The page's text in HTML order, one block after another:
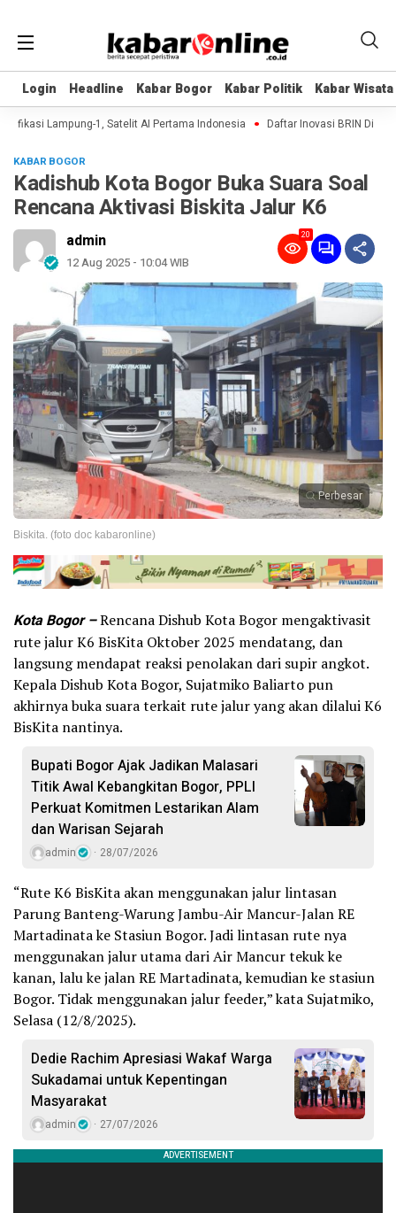
Login Headline Kabar Bogor Kabar Politik Kabar Wisata
Login Headline Kabar Bogor Kabar Politik Kabar Wisata
Lampung-1, Satelit AI Pertama Indonesia Daftar Inovasi BRIN
KABAR BOGOR
Kadishub Kota Bogor Buka Suara Soal
Rencana Aktivasi Biskita Jalur K6
admin
12 Aug 2025 - 10:04 WIB
20
Perbesar
Biskita. (foto doc kabaronline)
Kota Bogor –Rencana Dishub Kota Bogor mengaktivasit
rute jalur K6 BisKita Oktober 2025 mendatang, dan
langsung mendapat reaksi penolakan dari supir angkot.
Kepala Dishub Kota Bogor, Sujatmiko Baliarto pun
akhirnya buka suara terkait rute jalur yang akan dilalui K6
BisKita nantinya.
Bupati Bogor Ajak Jadikan Malasari
Titik Awal Kebangkitan Bogor, PPLI
Perkuat Komitmen Lestarikan Alam
dan Warisan Sejarah
admin 28/07/2026
“Rute K6 BisKita akan menggunakan jalur lintasan
Parung Banteng-Warung Jambu-Air Mancur-Jalan RE
Martadinata ke Stasiun Bogor. Jadi lintasan rute nya
menggunakan jalur utama dari Air Mancur tekuk ke
kanan, lalu ke jalan RE Martadinata, kemudian ke stasiun
Bogor. Tidak menggunakan jalur feeder,” kata Sujatmiko,
Selasa (12/8/2025).
Dedie Rachim Apresiasi Wakaf Warga
Sukadamai untuk Kepentingan
Masyarakat
admin 27/07/2026